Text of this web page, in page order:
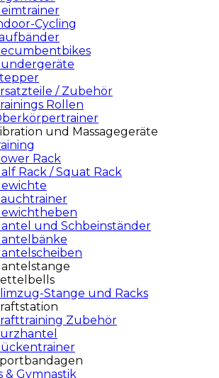
Cycling
/ Zubehör
Rollen
und Massagegeräte
Rack
Rack / Squat Rack
und Schbeinständer
Stange und Racks
Zubehör
& Gymnastik